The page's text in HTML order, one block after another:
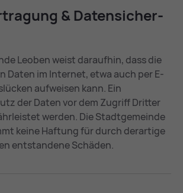
& Da­ten­si­cher­
Leoben weist daraufhin, dass die
Daten im Internet, etwa auch per E-
aufweisen kann. Ein
der Daten vor dem Zugriff Dritter
werden. Die Stadtgemeinde
keine Haftung für durch derartige
entstandene Schäden.